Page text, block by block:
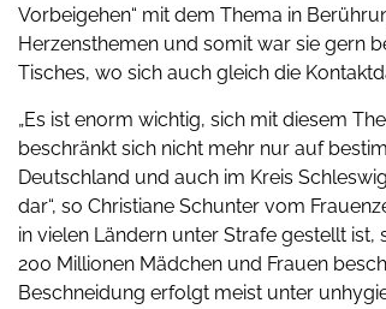
Vorbeigehen“ mit dem Thema in
Herzensthemen und somit war sie gern
Tisches, wo sich auch gleich die
„Es ist enorm wichtig, sich mit diesem
beschränkt sich nicht mehr nur auf
Deutschland und auch im Kreis
dar“, so Christiane Schunter vom
in vielen Ländern unter Strafe gestellt
200 Millionen Mädchen und Frauen
Beschneidung erfolgt meist unter